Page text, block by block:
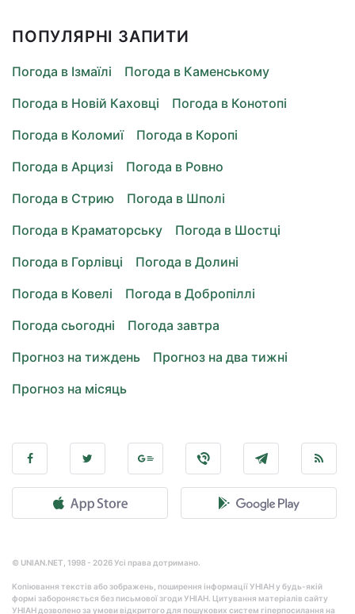
ПОПУЛЯРНІ ЗАПИТИ
Погода в Ізмаїлі
Погода в Каменському
Погода в Новій Каховці
Погода в Конотопі
Погода в Коломиї
Погода в Коропі
Погода в Арцизі
Погода в Ровно
Погода в Стрию
Погода в Шполі
Погода в Краматорську
Погода в Шостці
Погода в Горлівці
Погода в Долині
Погода в Ковелі
Погода в Добропіллі
Погода сьогодні
Погода завтра
Прогноз на тиждень
Прогноз на два тижні
Прогноз на місяць
© UNIAN.NET, 1998 - 2026 Усі права дотримано.
Копіювання текстів або зображень, поширення інформації УНІАН у будь-якій
формі забороняється без письмової згоди УНІАН. Цитування матеріалів сайту
УНІАН дозволено за умови відкритого для пошукових систем гіперпосилання на